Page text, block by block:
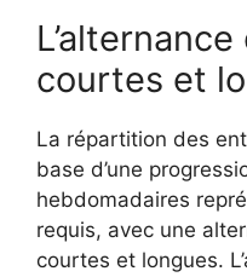
courtes et
La répartition des
base d’une
hebdomadaires
requis, avec une
courtes et longues.